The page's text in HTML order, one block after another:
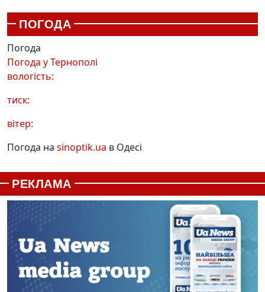
ПОГОДА
Погода
Погода уТернополі
вологість:
тиск:
вітер:
Погода на sinoptik.ua в Одесі
РЕКЛАМА